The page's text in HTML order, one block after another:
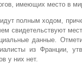
имеющих место в
полным ходом,
свидетельствуют
данные.
из Франции,
у них нет.